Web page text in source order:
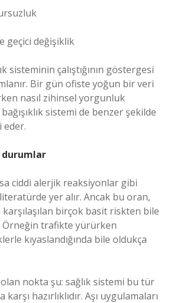
geçici değişiklik
sisteminin çalıştığının göstergesi
Bir gün ofiste yoğun bir veri
nasıl zihinsel yorgunluk
sistemi de benzer şekilde
eder.
ciddi alerjik reaksiyonlar gibi
yer alır. Ancak bu oran,
birçok basit riskten bile
Örneğin trafikte yürürken
kıyaslandığında bile oldukça
nokta şu: sağlık sistemi bu tür
hazırlıklıdır. Aşı uygulamaları